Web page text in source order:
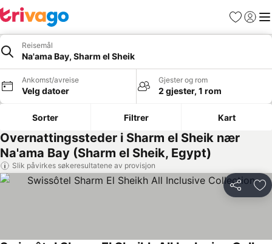
Favoritter
Logg
Reisemål
Na'ama Bay, Sharm el Sheik
Ankomst/avreise
Velg datoer
Gjester og rom
2 gjester, 1 rom
Sorter Filtrer Kart
Overnattingssteder i Sharm el Sheik nær
Na'ama Bay (Sharm el Sheik, Egypt)
Slik påvirkes søkeresultatene av provisjon
Del